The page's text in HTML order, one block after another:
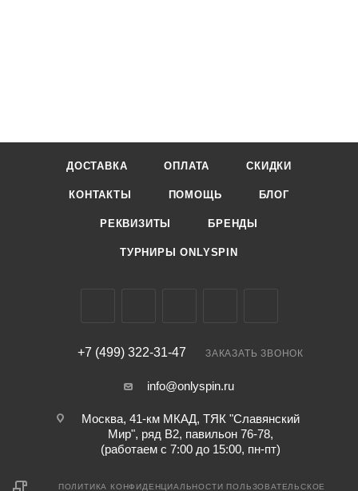
ДОСТАВКА ОПЛАТА СКИДКИ
КОНТАКТЫ ПОМОЩЬ БЛОГ
РЕКВИЗИТЫ БРЕНДЫ
ТУРНИРЫ ONLYSPIN
+7 (499) 322-31-47 ЗАКАЗАТЬ ЗВОНОК
info@onlyspin.ru
Москва, 41-км МКАД, ТЯК "Славянский
Мир", ряд В2, павильон 76-78,
(работаем с 7:00 до 15:00, пн-пт)
ПОЛИТИКА КОНФИДЕНЦИАЛЬНОСТИ ПОЛЬЗОВАТЕЛЬСКОЕ